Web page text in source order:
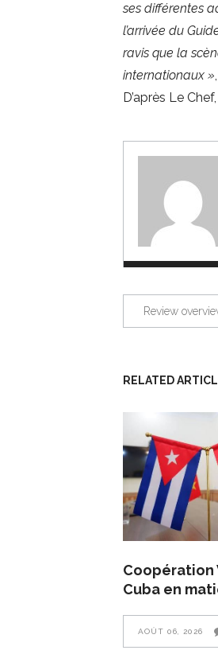
ses différentes
l’arrivée du
ravis que la
internationaux »
D’après Le
Review
RELATED
Coopération
Cuba en
AOÛT 06, 2026